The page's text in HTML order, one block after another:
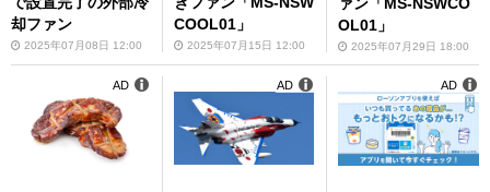
却ファン
2025年07月08日 12:00
COOL01」
2025年07月15日 12:00
OL01」
2025年07月29日 18:00
AD AD AD